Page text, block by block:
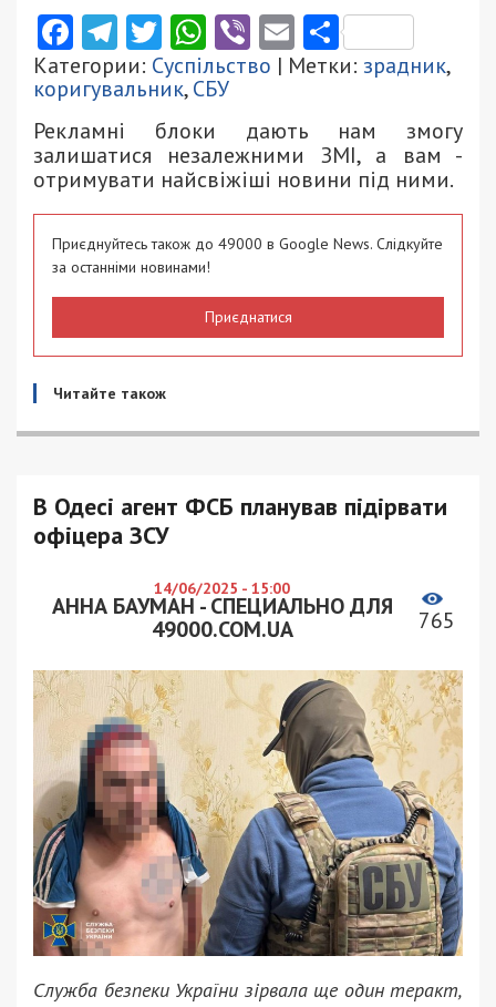
Facebook
Telegram
Twitter
WhatsApp
ViberEmail
Категории: Суспільство | Метки: зрадник,
коригувальник,СБУ
Рекламні блоки дають нам змогу
залишатися незалежними ЗМІ, а вам -
отримувати найсвіжіші новини під ними.
Приєднуйтесь також до 49000 в Google News. Слідкуйте
за останніми новинами!
Приєднатися
Читайте також
В Одесі агент ФСБ планував підірвати
офіцера ЗСУ
14/06/2025 - 15:00
АННА БАУМАН - СПЕЦИАЛЬНО ДЛЯ
49000.COM.UA
765
Служба безпеки України зірвала ще один теракт,